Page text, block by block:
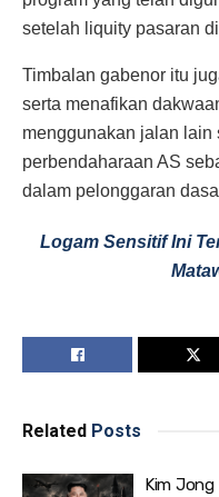
setelah liquity pasaran
Timbalan gabenor itu
serta menafikan
menggunakan jalan lain
perbendaharaan AS
dalam pelonggaran
Logam Sensitif Ini
Related Posts
Kim Jong